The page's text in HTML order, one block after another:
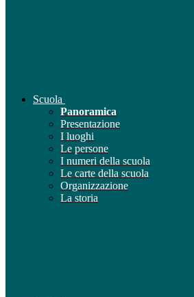
Scuola
Panoramica
Presentazione
I luoghi
Le persone
I numeri della scuola
Le carte della scuola
Organizzazione
La storia